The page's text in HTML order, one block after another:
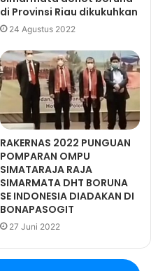
di Provinsi Riau dikukuhkan
24 Agustus 2022
RAKERNAS 2022 PUNGUAN
POMPARAN OMPU
SIMATARAJA RAJA
SIMARMATA DHT BORUNA
SE INDONESIA DIADAKAN DI
BONAPASOGIT
27 Juni 2022